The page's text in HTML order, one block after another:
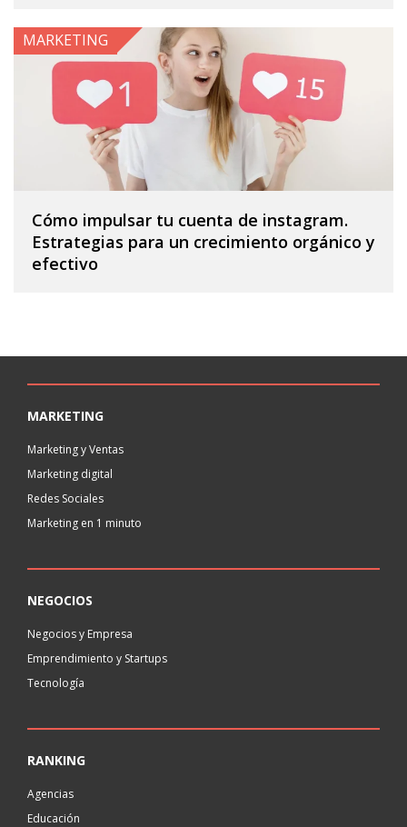
Cómo impulsar tu cuenta de instagram.
Estrategias para un crecimiento orgánico y
efectivo
MARKETING
MARKETING
Marketing y Ventas
Marketing digital
Redes Sociales
Marketing en 1 minuto
NEGOCIOS
Negocios y Empresa
Emprendimiento y Startups
Tecnología
RANKING
Agencias
Educación